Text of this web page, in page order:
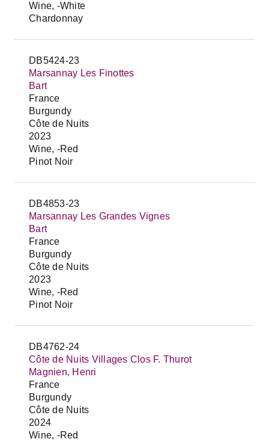
Wine, -White
Chardonnay
DB5424-23
Marsannay Les Finottes
Bart
France
Burgundy
Côte de Nuits
2023
Wine, -Red
Pinot Noir
DB4853-23
Marsannay Les Grandes Vignes
Bart
France
Burgundy
Côte de Nuits
2023
Wine, -Red
Pinot Noir
DB4762-24
Côte de Nuits Villages Clos F. Thurot
Magnien, Henri
France
Burgundy
Côte de Nuits
2024
Wine, -Red